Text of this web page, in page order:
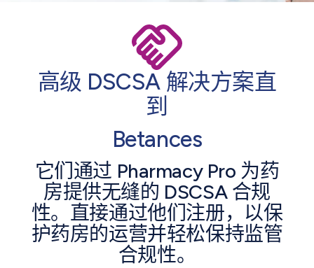
高级 DSCSA 解决方案直
到
Betances
它们通过 Pharmacy Pro 为药
房提供无缝的 DSCSA 合规
性。直接通过他们注册，以保
护药房的运营并轻松保持监管
合规性。